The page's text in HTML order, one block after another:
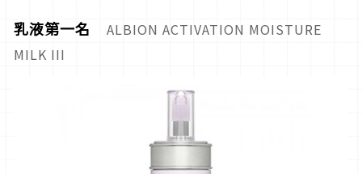
乳液第一名 ALBION ACTIVATION MOISTURE
MILK III